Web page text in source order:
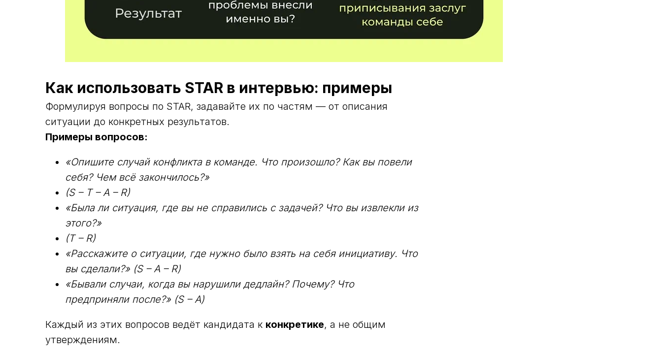
Как использовать STAR в интервью: примеры
Формулируя вопросы по STAR, задавайте их по частям — от описания
ситуации до конкретных результатов.
Примеры вопросов:
«Опишите случай конфликта в команде. Что произошло? Как вы повели
себя? Чем всё закончилось?»
(S – T – A – R)
«Была ли ситуация, где вы не справились с задачей? Что вы извлекли из
этого?»
(T – R)
«Расскажите о ситуации, где нужно было взять на себя инициативу. Что
вы сделали?» (S – A – R)
«Бывали случаи, когда вы нарушили дедлайн? Почему? Что
предприняли после?» (S – A)
Каждый из этих вопросов ведёт кандидата к конкретике, а не общим
утверждениям.